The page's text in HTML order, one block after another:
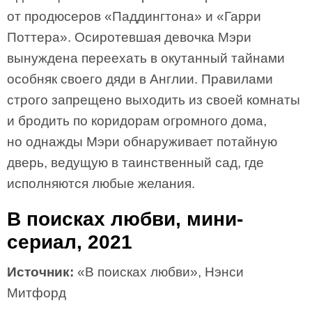
от продюсеров «Паддингтона» и «Гарри
Поттера». Осиротевшая девочка Мэри
вынуждена переехать в окутанный тайнами
особняк своего дяди в Англии. Правилами
строго запрещено выходить из своей комнаты
и бродить по коридорам огромного дома,
но однажды Мэри обнаруживает потайную
дверь, ведущую в таинственный сад, где
исполняются любые желания.
В поисках любви, мини-
сериал, 2021
Источник: «В поисках любви», Нэнси
Митфорд